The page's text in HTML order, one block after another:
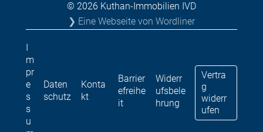
© 2026 Kuthan-Immobilien IVD
❯ Eine Webseite von Wordliner
m
pr
e
s
s
u
Daten
schutz
Konta
kt
Barrier
efreihe
it
Widerr
ufsbele
hrung
Vertra
g
widerr
ufen